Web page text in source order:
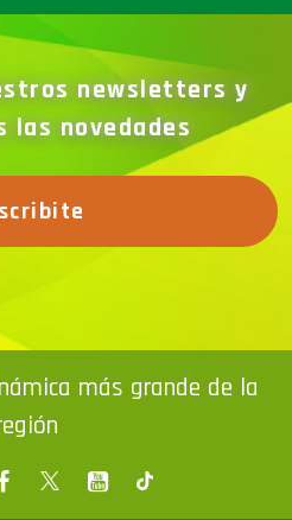
newsletters y
las novedades
más grande de la